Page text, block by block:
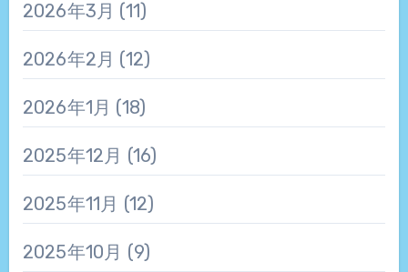
2026年3月 (11)
2026年2月 (12)
2026年1月 (18)
2025年12月 (16)
2025年11月 (12)
2025年10月 (9)